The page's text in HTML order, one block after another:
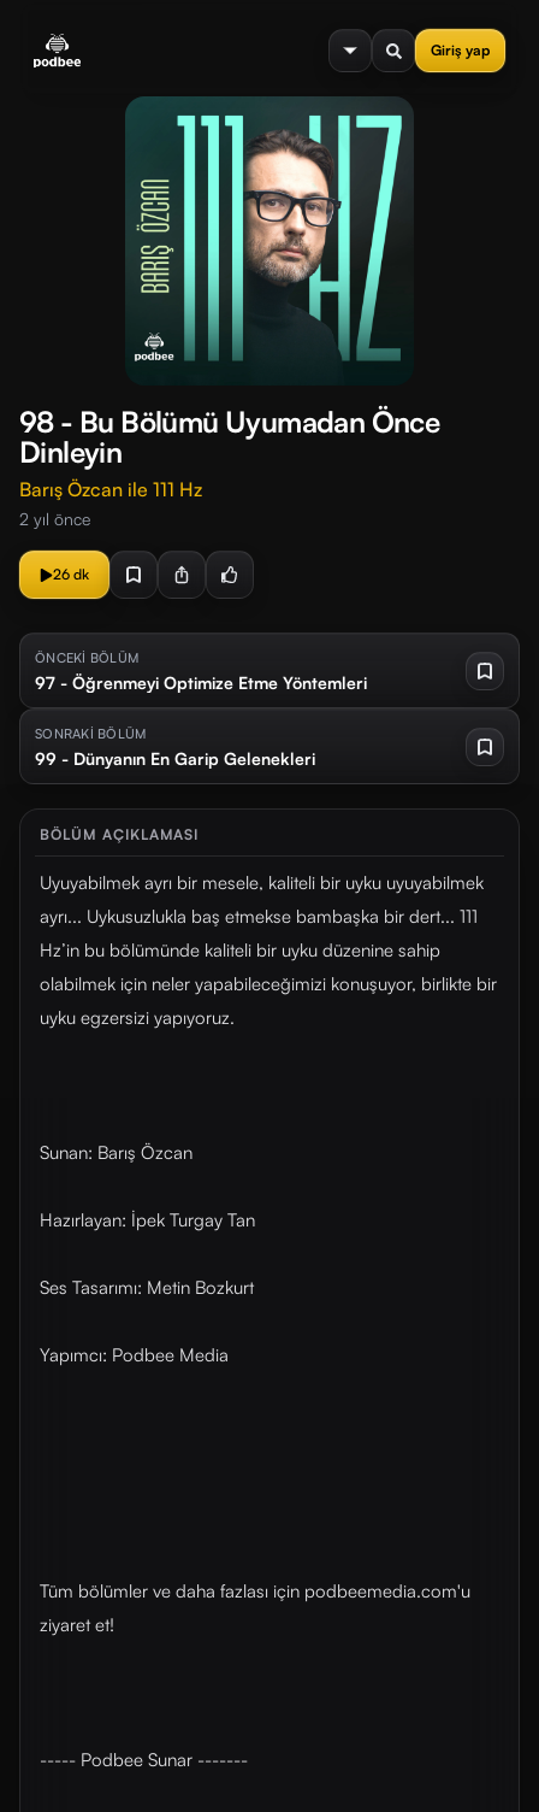
Giriş yap
menu
98 - Bu Bölümü Uyumadan Önce
Dinleyin
Barış Özcan ile 111 Hz
2 yıl önce
26 dk
ÖNCEKİ BÖLÜM
97 - Öğrenmeyi Optimize Etme Yöntemleri
SONRAKİ BÖLÜM
99 - Dünyanın En Garip Gelenekleri
BÖLÜM AÇIKLAMASI
Uyuyabilmek ayrı bir mesele, kaliteli bir uyku uyuyabilmek
ayrı... Uykusuzlukla baş etmekse bambaşka bir dert... 111
Hz’in bu bölümünde kaliteli bir uyku düzenine sahip
olabilmek için neler yapabileceğimizi konuşuyor, birlikte bir
uyku egzersizi yapıyoruz.
Sunan: Barış Özcan
Hazırlayan: İpek Turgay Tan
Ses Tasarımı: Metin Bozkurt
Yapımcı: Podbee Media
Tüm bölümler ve daha fazlası için ⁠⁠podbeemedia.com⁠⁠'u
ziyaret et!
----- Podbee Sunar -------